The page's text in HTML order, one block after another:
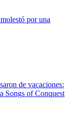
por una
de vacaciones:
Songs of Conquest